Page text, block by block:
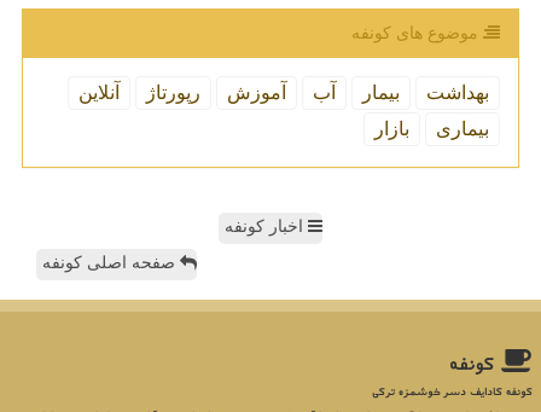
موضوع های كونفه
بهداشت بیمار آب آموزش رپورتاژ
آنلاین
بیماری
بازار
اخبار کونفه
صفحه اصلی کونفه
كونفه
کونفه کادایف دسر خوشمزه ترکی